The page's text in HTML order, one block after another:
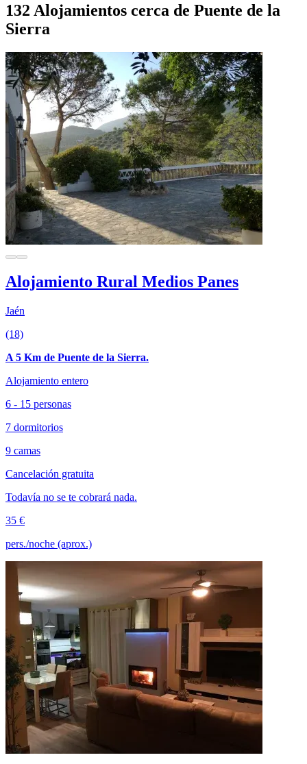
132 Alojamientos cerca de Puente de la
Sierra
Alojamiento Rural Medios Panes
Jaén
(18)
A 5 Km de Puente de la Sierra.
Alojamiento entero
6 - 15 personas
7 dormitorios
9 camas
Cancelación gratuita
Todavía no se te cobrará nada.
35 €
pers./noche (aprox.)